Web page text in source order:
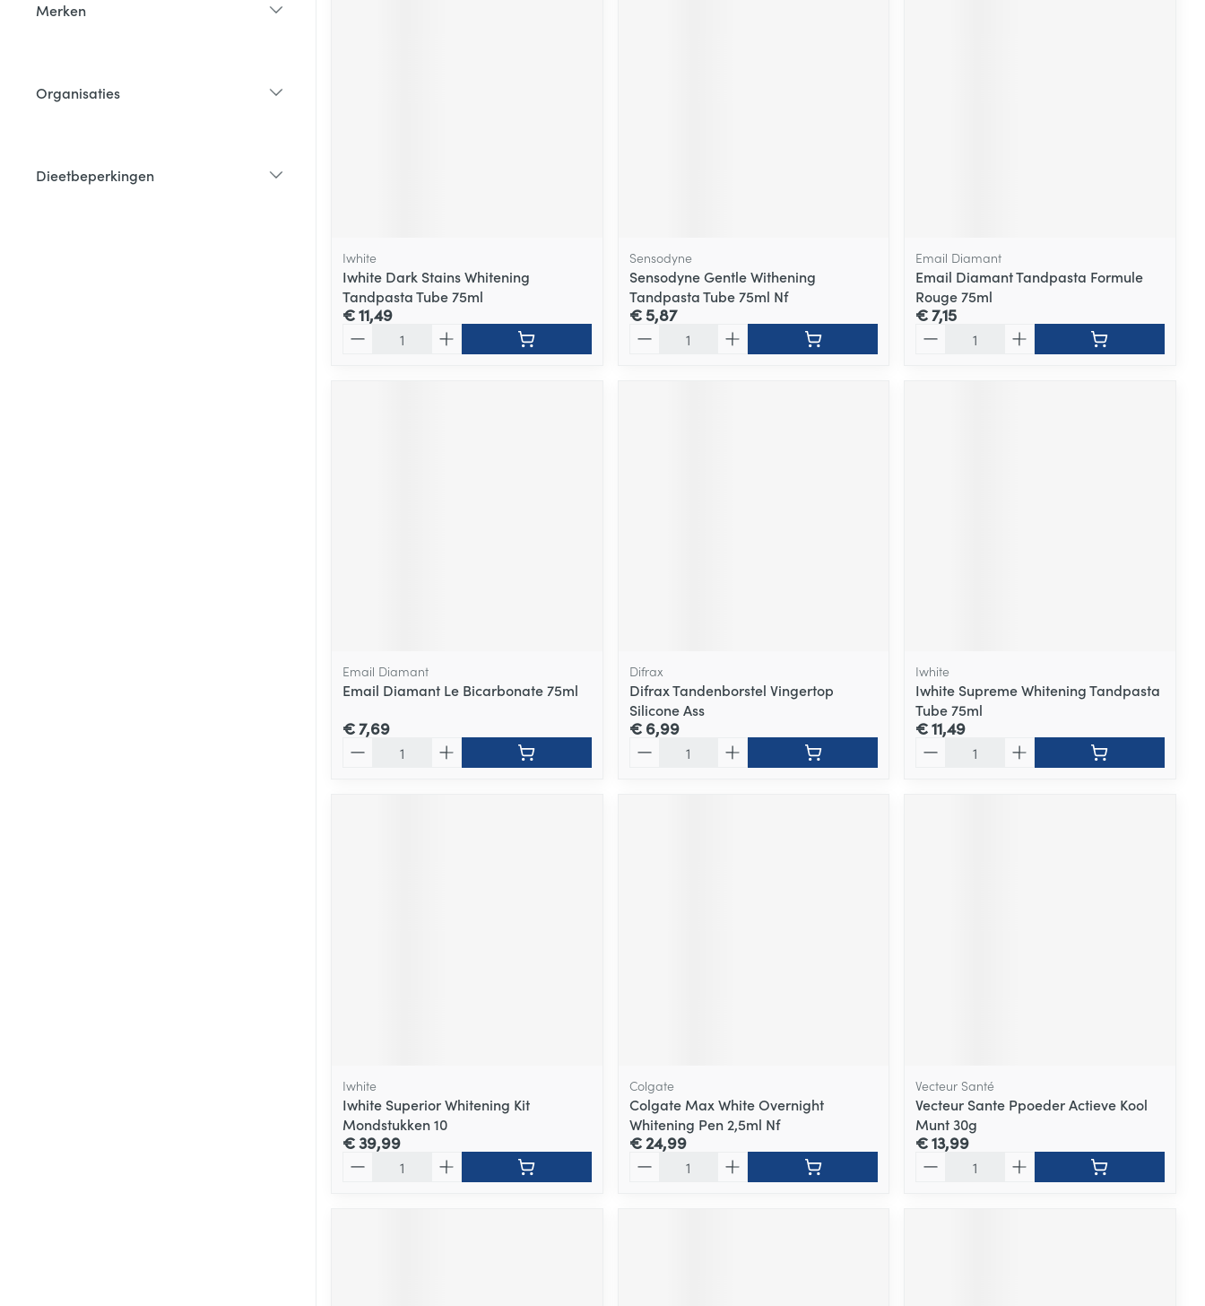
Merken
Organisaties
Dieetbeperkingen
Iwhite
Iwhite Dark Stains Whitening
Tandpasta Tube 75ml
€ 11,49
Sensodyne
Sensodyne Gentle Withening
Tandpasta Tube 75ml Nf
€ 5,87
Email Diamant
Email Diamant Tandpasta Formule
Rouge 75ml
€ 7,15
Email Diamant
Email Diamant Le Bicarbonate 75ml
€ 7,69
Difrax
Difrax Tandenborstel Vingertop
Silicone Ass
€ 6,99
Iwhite
Iwhite Supreme Whitening Tandpasta
Tube 75ml
€ 11,49
Iwhite
Iwhite Superior Whitening Kit
Mondstukken 10
€ 39,99
Colgate
Colgate Max White Overnight
Whitening Pen 2,5ml Nf
€ 24,99
Vecteur Santé
Vecteur Sante Ppoeder Actieve Kool
Munt 30g
€ 13,99